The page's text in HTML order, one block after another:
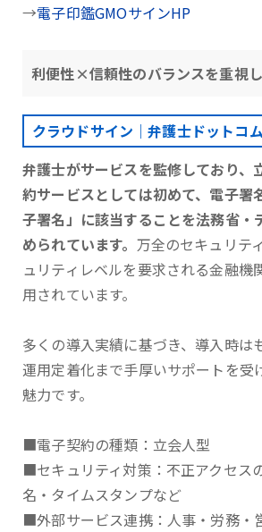
→電子印鑑GMOサインHP
利便性×信頼性のバランスを重視
クラウドサイン｜弁護士ドットコ
弁護士がサービスを監修しており、
約サービスとしては初めて、電子署
子署名」に該当することを法務省・
められています。 万全のセキュリテ
ュリティレベルを要求される金融機
用されています。
多くの導入実績に基づき、導入時は
運用定着化まで手厚いサポートを受
魅力です。
■電子契約の種類：立会人型
■セキュリティ対策：不正アクセス
名・タイムスタンプなど
■外部サービス連携：人事・労務・